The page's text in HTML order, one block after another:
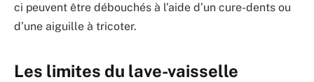
ci peuvent être débouchés à l’aide d’un cure-dents ou
d’une aiguille à tricoter.
Les limites du lave-vaisselle